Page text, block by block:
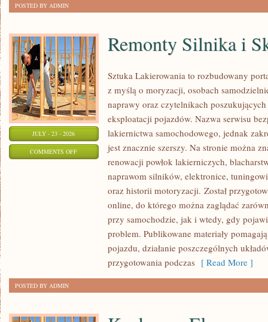
POSTED BY ADMIN
JULY - 23 - 2026
COMMENTS OFFON
Remonty Silnika i
Sztuka Lakierowania to rozbudowany
z myślą o moryzacji, osobach
naprawy oraz czytelnikach
eksploatacji pojazdów. Nazwa serwisu
lakiernictwa samochodowego, jednak
jest znacznie szerszy. Na stronie można
renowacji powłok lakierniczych,
naprawom silników, elektronice,
oraz historii motoryzacji. Został
online, do którego można zaglądać
przy samochodzie, jak i wtedy, gdy
problem. Publikowane materiały
pojazdu, działanie poszczególnych
przygotowania podczas [ Read More ]
POSTED BY ADMIN